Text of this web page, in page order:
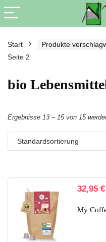
Start
Produkte
Seite 2
bio
Ergebnisse 13 – 15 von 15
Standardsortierung
32,95 €
My